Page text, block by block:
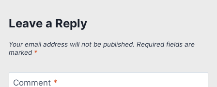
Leave a Reply
Your email address will not be published. Required fields are
marked *
Comment *